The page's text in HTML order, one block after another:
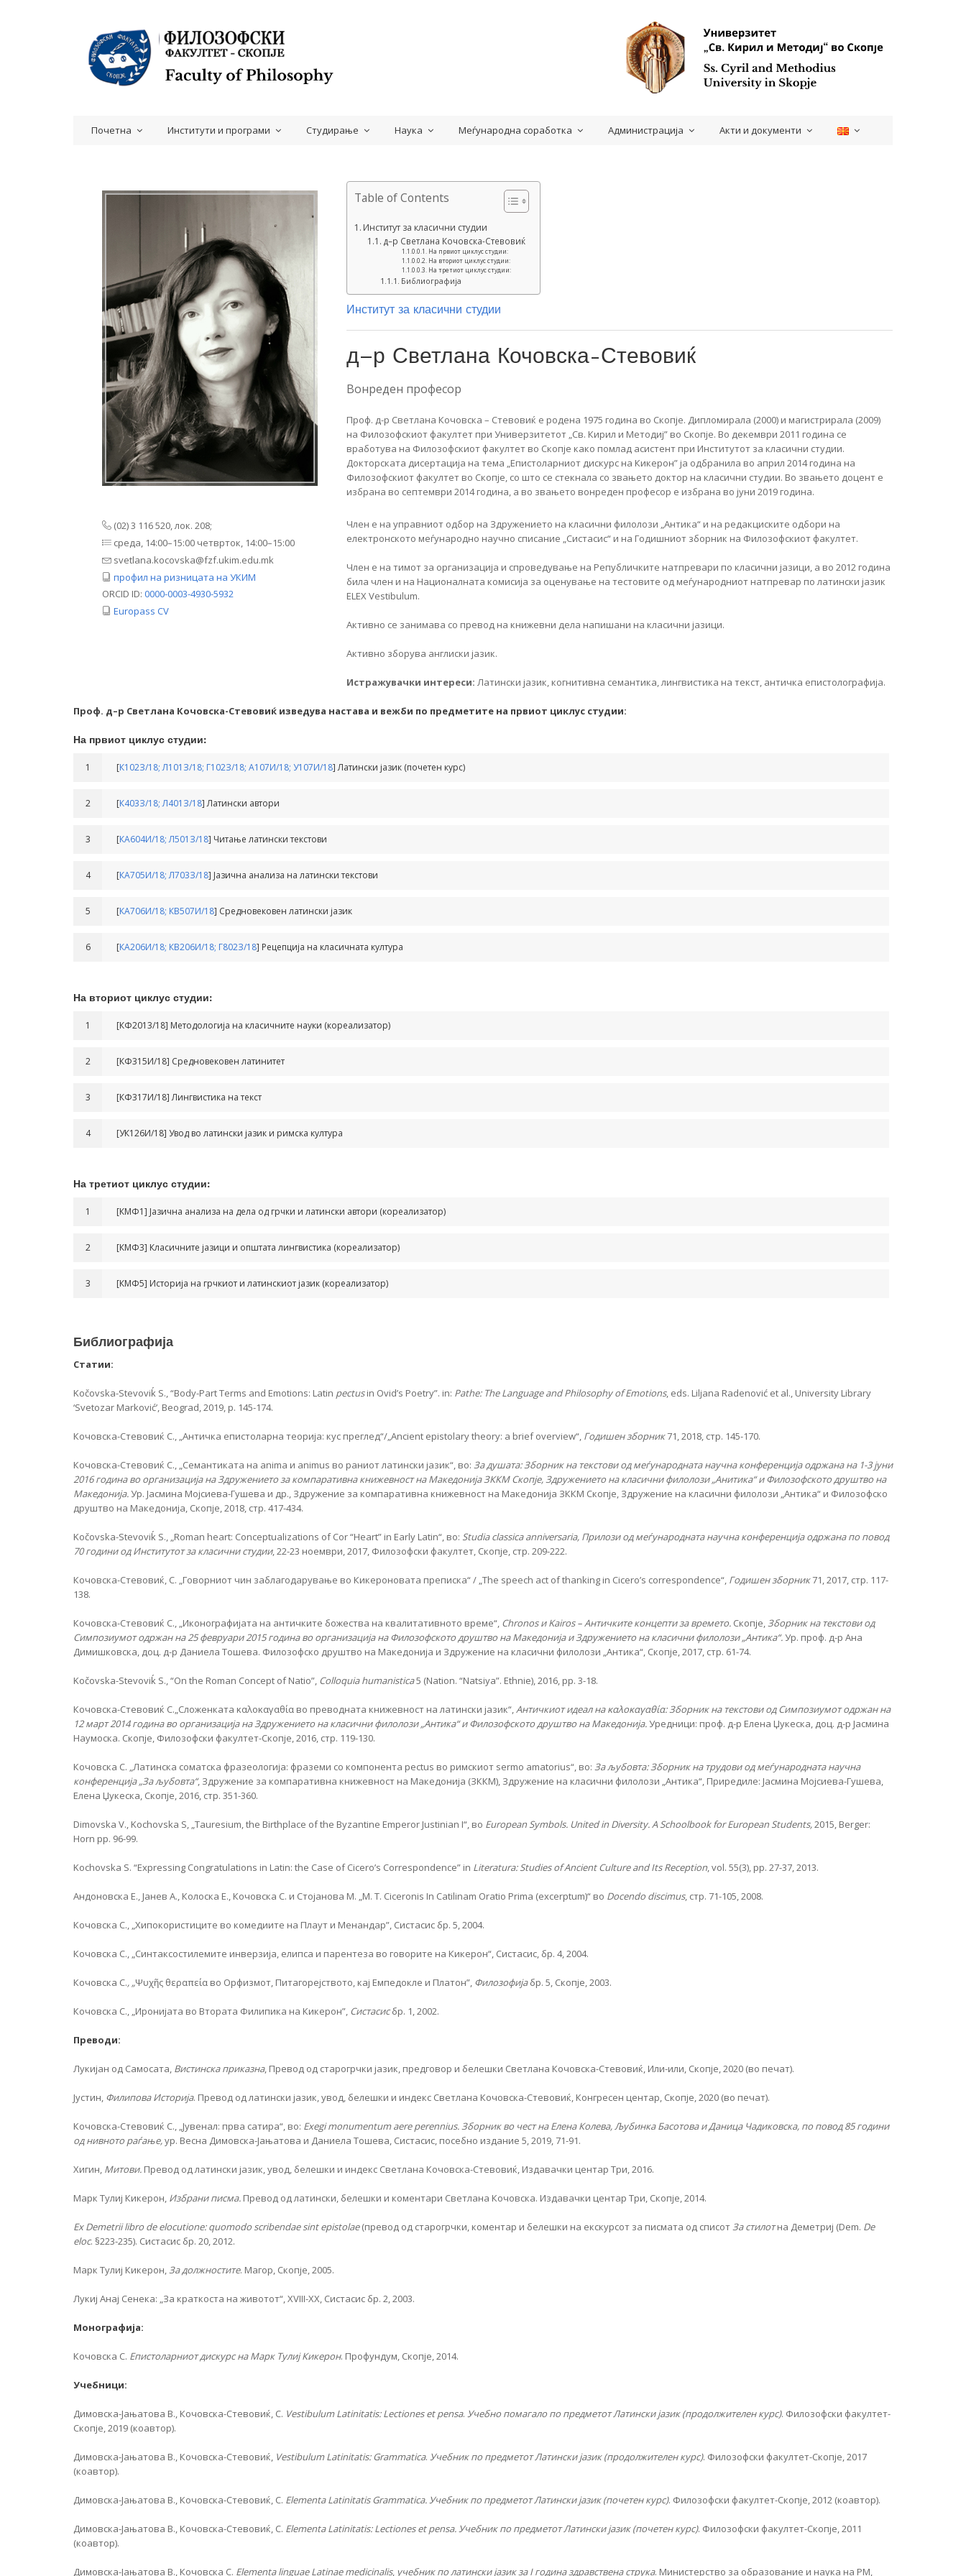
Почетна Институти и програми Студирање Наука Меѓународна соработка Администрација Акти и документи
(02) 3 116 520, лок. 208;
среда, 14:00–15:00 четврток, 14:00–15:00
svetlana.kocovska@fzf.ukim.edu.mk
профил на ризницата на УКИМ
ORCID ID: 0000-0003-4930-5932
Europass CV
Table of Contents
Институт за класични студии
д–р Светлана Кочовска-Стевовиќ
На првиот циклус студии:
На вториот циклус студии:
На третиот циклус студии:
Библиографија
Институт за класични студии
д–р Светлана Кочовска-Стевовиќ
Вонреден професор
Проф. д-р Светлана Кочовска – Стевовиќ е родена 1975 година во Скопје. Дипломирала (2000) и магистрирала (2009)
на Филозофскиот факултет при Универзитетот „Св. Кирил и Методиј” во Скопје. Во декември 2011 година се
вработува на Филозофскиот факултет во Скопје како помлад асистент при Институтот за класични студии.
Докторската дисертација на тема „Епистоларниот дискурс на Кикерон” ја одбранила во април 2014 година на
Филозофскиот факултет во Скопје, со што се стекнала со звањето доктор на класични студии. Во звањето доцент е
избрана во септември 2014 година, а во звањето вонреден професор е избрана во јуни 2019 година.
Член е на управниот одбор на Здружението на класични филолози „Антика“ и на редакциските одбори на
електронското меѓународно научно списание „Систасис“ и на Годишниот зборник на Филозофскиот факултет.
Член е на тимот за организација и спроведување на Републичките натпревари по класични јазици, а во 2012 година
била член и на Националната комисија за оценување на тестовите од меѓународниот натпревар по латински јазик
ELEX Vestibulum.
Активно се занимава со превод на книжевни дела напишани на класични јазици.
Активно зборува англиски јазик.
Истражувачки интереси: Латински јазик, когнитивна семантика, лингвистика на текст, античка епистолографија.
Проф. д–р Светлана Кочовска-Стевовиќ изведува настава и вежби по предметите на првиот циклус студии:
На првиот циклус студии:
1 [К102З/18; Л101З/18; Г102З/18; A107И/18; У107И/18] Латински јазик (почетен курс)
2 [К403З/18; Л401З/18] Латински автори
3 [КА604И/18; Л501З/18] Читање латински текстови
4 [КА705И/18; Л703З/18] Јазична анализа на латински текстови
5 [КА706И/18; КВ507И/18] Средновековен латински јазик
6 [КА206И/18; КВ206И/18; Г802З/18] Рецепција на класичната култура
На вториот циклус студии:
1 [КФ2013/18] Методологија на класичните науки (кореализатор)
2 [КФ315И/18] Средновековен латинитет
3 [КФ317И/18] Лингвистика на текст
4 [УК126И/18] Увод во латински јазик и римска култура
На третиот циклус студии:
1 [КМФ1] Јазична анализа на дела од грчки и латински автори (кореализатор)
2 [КМФ3] Класичните јазици и општата лингвистика (кореализатор)
3 [КМФ5] Историја на грчкиот и латинскиот јазик (кореализатор)
Библиографија
Статии:
Kočovska-Stevoviḱ S., “Body-Part Terms and Emotions: Latin pectusin Ovid’s Poetry”. in: Pathe: The Language and Philosophy of Emotions, eds. Liljana Radenović et al., University Library
‘Svetozar Marković’, Beograd, 2019, p. 145-174.
Кочовска-Стевовиќ С., „Античка епистоларна теорија: кус преглед“/„Ancient epistolary theory: a brief overview“, Годишен зборник71, 2018, стр. 145-170.
Кочовска-Стевовиќ С., „Семантиката на anima и animus во раниот латински јазик“, во: За душата: Зборник на текстови од меѓународната научна конференција одржана на 1-3 јуни
2016 година во организација на Здружението за компаративна книжевност на Македонија ЗККМ Скопје, Здружението на класични филолози „Анитика“ и Филозофското друштво на
Македонија.Ур. Јасмина Мојсиева-Гушева и др., Здружение за компаративна книжевност на Македонија ЗККМ Скопје, Здружение на класични филолози „Антика“ и Филозофско
друштво на Македонија, Скопје, 2018, стр. 417-434.
Kočovska-Stevoviḱ S., „Roman heart: Conceptualizations of Cor “Heart” in Early Latin“, во: Studia classica anniversaria, Прилози од меѓународната научна конференција одржана по повод
70 години од Институтот за класични студии, 22-23 ноември, 2017, Филозофски факултет, Скопје, стр. 209-222.
Кочовска-Стевовиќ, С. „Говорниот чин заблагодарување во Кикероновата преписка“ / „The speech act of thanking in Cicero’s correspondence“, Годишен зборник71, 2017, стр. 117-
138.
Кочовска-Стевовиќ С., „Иконографијата на античките божества на квалитативното време“, Chronos и Kairos – Античките концепти за времето. Скопје,Зборник на текстови од
Симпозиумот одржан на 25 февруари 2015 година во организација на Филозофското друштво на Македонија и Здружението на класични филолози „Антика“.Ур. проф. д-р Ана
Димишковска, доц. д-р Даниела Тошева. Филозофско друштво на Македонија и Здружение на класични филолози „Антика“, Скопје, 2017, стр. 61-74.
Kočovska-Stevoviḱ S., “On the Roman Concept of Natio”, Colloquia humanistica5 (Nation. “Natsiya”. Ethnie), 2016, pp. 3-18.
Кочовска-Стевовиќ С.„Сложенката καλοκαγαθία во преводната книжевност на латински јазик“,Античкиот идеал наκαλοκαγαθία: Зборник на текстови од Симпозиумот одржан на
12 март 2014 година во организација на Здружението на класични филолози „Антика“ и Филозофското друштво на Македонија.Уредници: проф. д-р Елена Џукеска, доц. д-р Јасмина
Наумоска. Скопје, Филозофски факултет-Скопје, 2016, стр. 119-130.
Кочовска С. „Латинска соматска фразеологија: фраземи со компонента pectus во римскиот sermo amatorius“, во: За љубовта: Зборник на трудови од меѓународната научна
конференција „За љубовта“, Здружение за компаративна книжевност на Македонија (ЗККМ), Здружение на класични филолози „Антика“, Приредиле: Јасмина Мојсиева-Гушева,
Елена Џукеска, Скопје, 2016, стр. 351-360.
Dimovska V., Kochovska S, „Tauresium, the Birthplace of the Byzantine Emperor Justinian I“, во European Symbols. United in Diversity. A Schoolbook for European Students,2015, Berger:
Horn pp. 96-99.
Kochovska S. “Expressing Congratulations in Latin: the Case of Cicero’s Correspondence” in Literatura: Studies of Ancient Culture and Its Reception, vol. 55(3), pp. 27-37, 2013.
Андоновска Е., Јанев А., Колоска Е., Кочовска С. и Стојанова М. „M. T. Ciceronis In Catilinam Oratio Prima (excerptum)“ во Docendo discimus, стр. 71-105, 2008.
Кочовска С., „Хипокористиците во комедиите на Плаут и Менандар”, Систасис бр. 5, 2004.
Кочовска С., „Синтаксостилемите инверзија, елипса и парентеза во говорите на Кикерон“, Систасис, бр. 4, 2004.
Кочовска С., „Ψυχῆς θεραπεία во Орфизмот, Питагорејството, кај Емпедокле и Платон”, Филозофијабр. 5, Скопје, 2003.
Кочовска С., „Иронијата во Втората Филипика на Кикерон”, Систасисбр. 1, 2002.
Преводи:
Лукијан од Самосата, Вистинска приказна, Превод од старогрчки јазик, предговор и белешки Светлана Кочовска-Стевовиќ, Или-или, Скопје, 2020 (во печат).
Јустин, Филипова Историја. Превод од латински јазик, увод, белешки и индекс Светлана Кочовска-Стевовиќ, Конгресен центар, Скопје, 2020 (во печат).
Кочовска-Стевовиќ С., „Јувенал: прва сатира“, во: Exegi monumentum aere perennius.Зборник во чест на Елена Колева, Љубинка Басотова и Даница Чадиковска, по повод 85 години
од нивното раѓање,ур. Весна Димовска-Јањатова и Даниела Тошева, Систасис, посебно издание 5, 2019, 71-91.
Хигин, Митови. Превод од латински јазик, увод, белешки и индекс Светлана Кочовска-Стевовиќ, Издавачки центар Три, 2016.
Марк Тулиј Кикерон, Избрани писма. Превод од латински, белешки и коментари Светлана Кочовска. Издавачки центар Три, Скопје, 2014.
Ex Demetrii libro de elocutione: quomodo scribendae sint epistolae(превод од старогрчки, коментар и белешки на екскурсот за писмата од списотЗа стилотна Деметриј (Dem. De
eloc. §223-235). Систасис бр. 20, 2012.
Марк Тулиј Кикерон,За должностите. Магор, Скопје, 2005.
Лукиј Анај Сенека: „За краткоста на животот“, XVIII-XX, Систасис бр. 2, 2003.
Монографија:
Кочовска С. Епистоларниот дискурс на Марк Тулиј Кикерон. Профундум, Скопје, 2014.
Учебници:
Димовска-Јањатова В., Кочовска-Стевовиќ, С. Vestibulum Latinitatis:Lectiones et pensa. Учебно помагало по предметот Латински јазик (продолжителен курс). Филозофски факултет-
Скопје, 2019 (коавтор).
Димовска-Јањатова В., Кочовска-Стевовиќ, Vestibulum Latinitatis: Grammatica. Учебник по предметот Латински јазик (продолжителен курс). Филозофски факултет-Скопје, 2017
(коавтор).
Димовска-Јањатова В., Кочовска-Стевовиќ, С. Elementa Latinitatis Grammatica. Учебник по предметот Латински јазик (почетен курс). Филозофски факултет-Скопје, 2012 (коавтор).
Димовска-Јањатова В., Кочовска-Стевовиќ, С. Elementa Latinitatis: Lectiones et pensa. Учебник по предметот Латински јазик (почетен курс). Филозофски факултет-Скопје, 2011
(коавтор).
Димовска-Јањатова В., Кочовска С. Elementa linguae Latinae medicinalis, учебник по латински јазик заIгодина здравствена струка. Министерство за образование и наука на РМ,